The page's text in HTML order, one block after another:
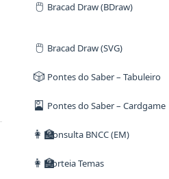
🖱️ Bracad Draw (BDraw)
🖱️ Bracad Draw (SVG)
🎲 Pontes do Saber – Tabuleiro
🎴 Pontes do Saber – Cardgame
👩‍🏫Consulta BNCC (EM)
👩‍🏫Sorteia Temas